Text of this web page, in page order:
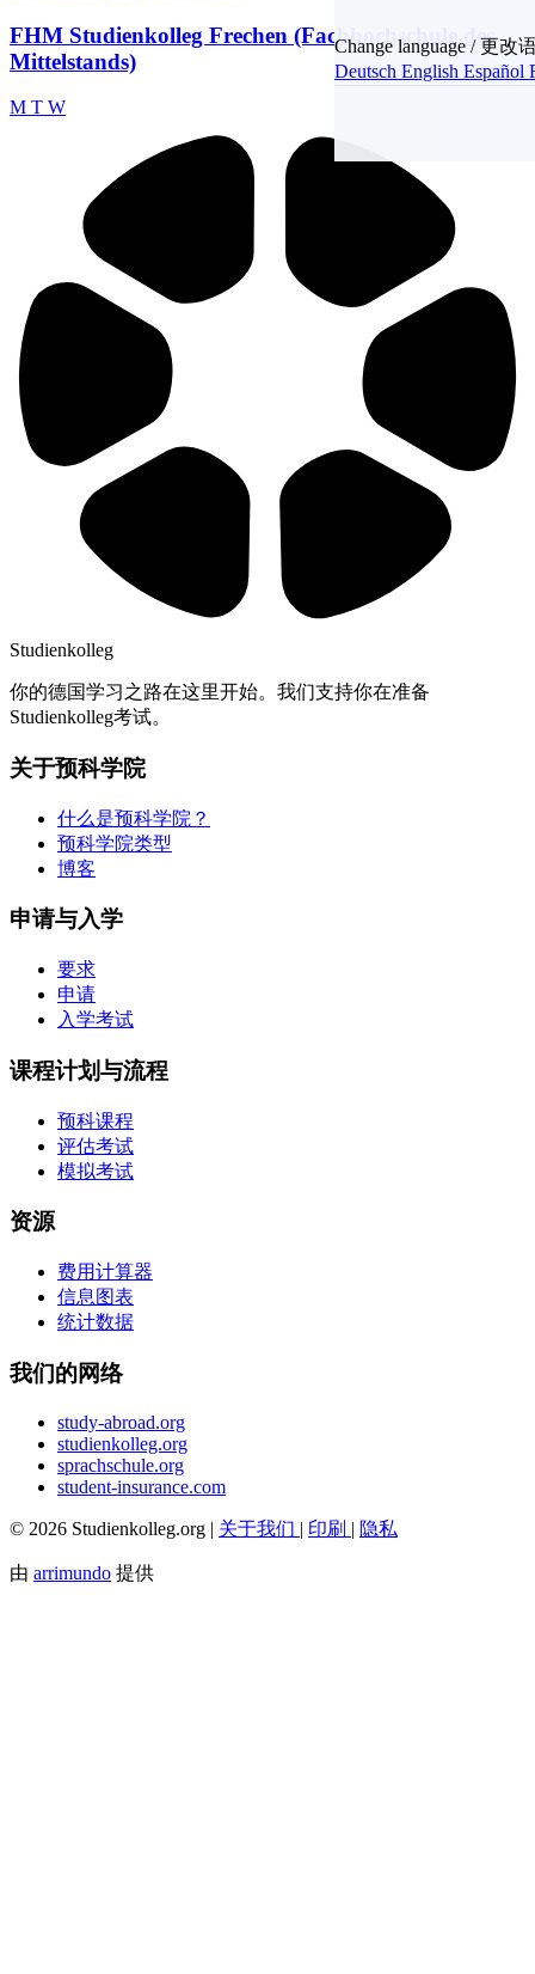
Change language / 更改
DeutschEnglishEspañol
FHM Studienkolleg Frechen (Fachhochschule des
Mittelstands)
M T W
Studienkolleg
你的德国学习之路在这里开始。我们支持你在准备
Studienkolleg考试。
关于预科学院
什么是预科学院？
预科学院类型
博客
申请与入学
要求
申请
入学考试
课程计划与流程
预科课程
评估考试
模拟考试
资源
费用计算器
信息图表
统计数据
我们的网络
study-abroad.org
studienkolleg.org
sprachschule.org
student-insurance.com
© 2026 Studienkolleg.org | 关于我们 | 印刷 | 隐私
由 arrimundo 提供